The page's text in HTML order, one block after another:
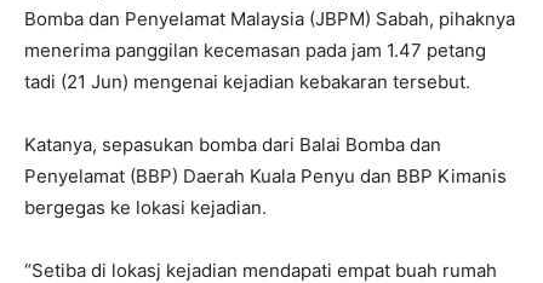
Bomba dan Penyelamat Malaysia (JBPM) Sabah, pihaknya
menerima panggilan kecemasan pada jam 1.47 petang
tadi (21 Jun) mengenai kejadian kebakaran tersebut.
Katanya, sepasukan bomba dari Balai Bomba dan
Penyelamat (BBP) Daerah Kuala Penyu dan BBP Kimanis
bergegas ke lokasi kejadian.
“Setiba di lokasj kejadian mendapati empat buah rumah